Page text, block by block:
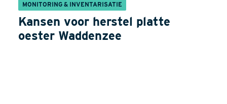
MONITORING & INVENTARISATIE
Kansen voor herstel platte
oester Waddenzee